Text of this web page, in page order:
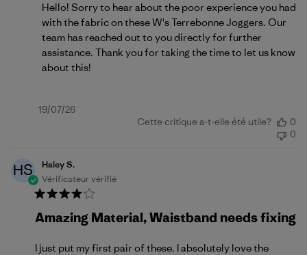
Hello! Sorry to hear about the poor experience you had
with the fabric on these W's Terrebonne Joggers. Our
team has reached out to you directly for further
assistance. Thank you for taking the time to let us know
about this!
Date
19/07/26
Cette critique a-t-elle été utile?
0
0
HS
Haley S.
Vérificateur vérifié
Amazing Material, Waistband needs fixing
I just put my first pair of these. I absolutely love the